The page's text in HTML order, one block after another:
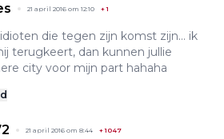
21 april 2016 om 12:10 +1
die tegen zijn komst zijn... ik
terugkeert, dan kunnen jullie
city voor mijn part hahaha
21 april 2016 om 8:44 +1047